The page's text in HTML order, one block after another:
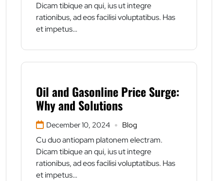
Dicam tibique an qui, ius ut integre
rationibus, ad eos facilisi voluptatibus. Has
et impetus…
Oil and Gasonline Price Surge:
Why and Solutions
December 10, 2024 Blog
Cu duo antiopam platonem electram.
Dicam tibique an qui, ius ut integre
rationibus, ad eos facilisi voluptatibus. Has
et impetus…